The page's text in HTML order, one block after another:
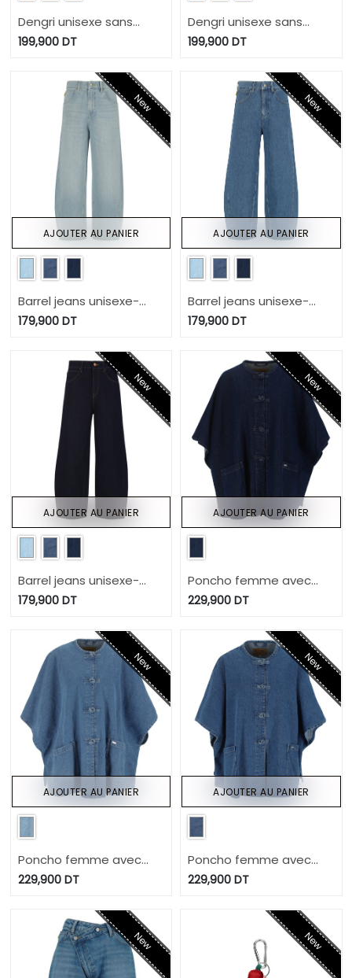
Dengri unisexe sans
manche KEHNA
199,900DT
Dengri unisexe sans
manche KEHNA
199,900 DT
New
Barrel jeans unisexe-
BIBOO
179,900DT
AJOUTER AU PANIER
New
Barrel jeans unisexe-
BIBOO
179,900 DT
AJOUTER AU PANIER
New
Barrel jeans unisexe-
BIBOO
179,900DT
AJOUTER AU PANIER
New
Poncho femme avec
poche plaquée - ZINA 2.0
229,900 DT
AJOUTER AU PANIER
New
Poncho femme avec
poche plaquée - ZINA 2.0
229,900DT
AJOUTER AU PANIER
New
Poncho femme avec
poche plaquée - ZINA 2.0
229,900 DT
AJOUTER AU PANIER
New New